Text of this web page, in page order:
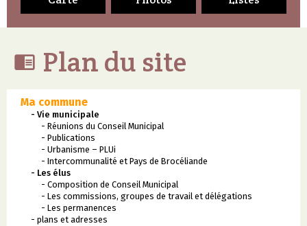
 Plan du site
Ma commune
- Vie municipale
- Réunions du Conseil Municipal
- Publications
- Urbanisme – PLUi
- Intercommunalité et Pays de Brocéliande
- Les élus
- Composition de Conseil Municipal
- Les commissions, groupes de travail et délégations
- Les permanences
- plans et adresses